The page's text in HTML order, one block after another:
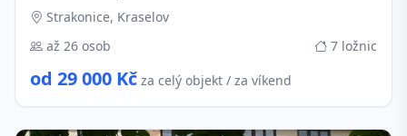
Strakonice, Kraselov
až 26 osob
7 ložnic
od 29 000 Kč za celý objekt / za víkend